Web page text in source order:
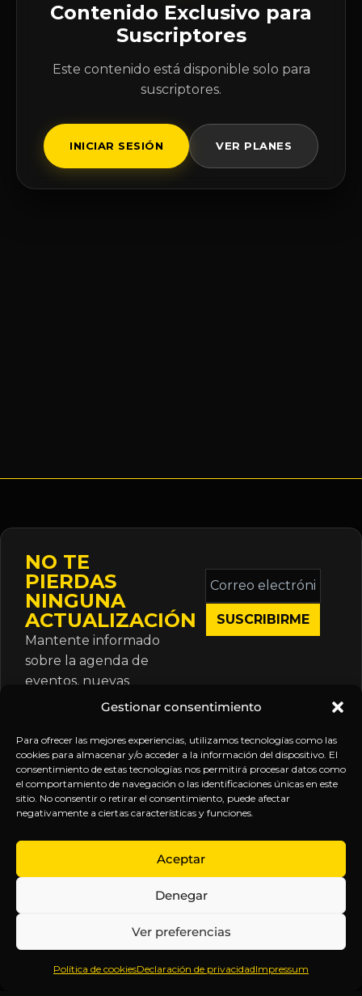
Gestionar consentimiento
Para ofrecer las mejores experiencias, utilizamos tecnologías como las
cookies para almacenar y/o acceder a la información del dispositivo. El
consentimiento de estas tecnologías nos permitirá procesar datos como
el comportamiento de navegación o las identificaciones únicas en este
sitio. No consentir o retirar el consentimiento, puede afectar
negativamente a ciertas características y funciones.
Aceptar
Denegar
Ver preferencias
Política de cookiesDeclaración de privacidadImpressum
Contenido Exclusivo para
Suscriptores
Este contenido está disponible solo para
suscriptores.
INICIAR SESIÓN VER PLANES
NO TE
PIERDAS
NINGUNA
ACTUALIZACIÓN
Mantente informado
sobre la agenda de
eventos, nuevas
publicaciones y
suscripción.
Correo
electrónico
*
Inteligencia
Anticipándonos
EXPLORA
Inicio
Sobre
Contenido
Webinars
LEGAL
Política
de
Términos y
Aviso
SÍGUENOS